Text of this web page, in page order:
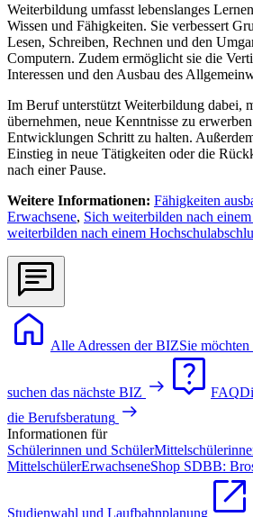
Weiterbildung umfasst lebenslanges
Wissen und Fähigkeiten. Sie verbessert
Lesen, Schreiben, Rechnen und den
Computern. Zudem ermöglicht sie die
Interessen und den Ausbau des
Im Beruf unterstützt Weiterbildung dabei,
übernehmen, neue Kenntnisse zu
Entwicklungen Schritt zu halten.
Einstieg in neue Tätigkeiten oder die
nach einer Pause.
Weitere Informationen: Fähigkeiten
Erwachsene, Sich weiterbilden nach
weiterbilden nach einem
Alle Adressen der BIZSie
suchen das nächste BIZ FAQ
die Berufsberatung
Informationen für
Schülerinnen und Schüler
MittelschülerErwachseneShop SDBB:
Studienwahl und Laufbahnplanung